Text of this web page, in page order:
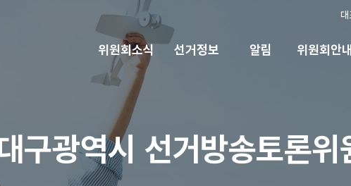
대
위원회소식 선거정보 알림 위원회안내
구광역시 선거방송토론위